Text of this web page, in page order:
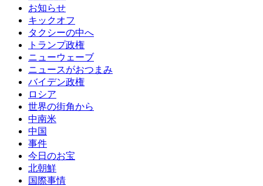
お知らせ
キックオフ
タクシーの中へ
トランプ政権
ニューウェーブ
ニュースがおつまみ
バイデン政権
ロシア
世界の街角から
中南米
中国
事件
今日のお宝
北朝鮮
国際事情